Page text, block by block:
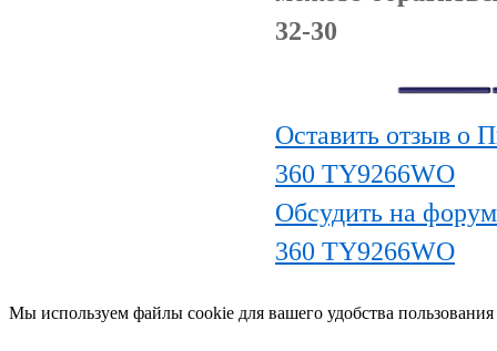
32-30
Оставить отзыв о
360 TY9266WO
Обсудить на
360 TY9266WO
Мы используем файлы cookie для вашего удобства